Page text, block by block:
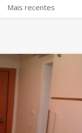
Mais recentes